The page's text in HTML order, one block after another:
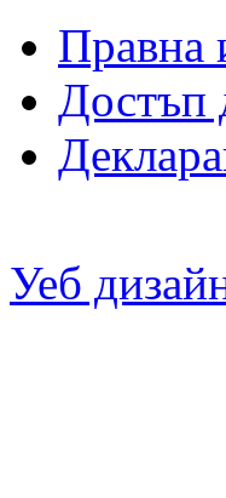
Правна
Достъп
Уеб